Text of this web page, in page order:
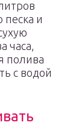
песка и
часа,
полива
с водой